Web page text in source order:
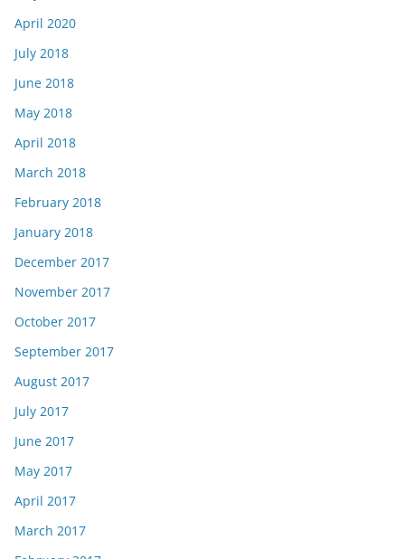
April 2020
July 2018
June 2018
May 2018
April 2018
March 2018
February 2018
January 2018
December 2017
November 2017
October 2017
September 2017
August 2017
July 2017
June 2017
May 2017
April 2017
March 2017